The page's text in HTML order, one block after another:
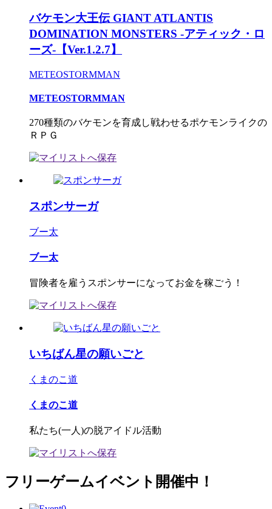
バケモン大王伝 GIANT ATLANTIS
DOMINATION MONSTERS -アティック・ロ
ーズ-【Ver.1.2.7】
METEOSTORMMAN
METEOSTORMMAN
270種類のバケモンを育成し戦わせるポケモンライクの
ＲＰＧ
スポンサーガ
ブー太
ブー太
冒険者を雇うスポンサーになってお金を稼ごう！
いちばん星の願いごと
くまのこ道
くまのこ道
私たち(一人)の脱アイドル活動
フリーゲームイベント開催中！